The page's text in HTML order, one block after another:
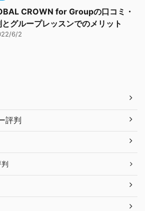
CROWN for Groupの口コミ・
グループレッスンでのメリット
6/2
評判